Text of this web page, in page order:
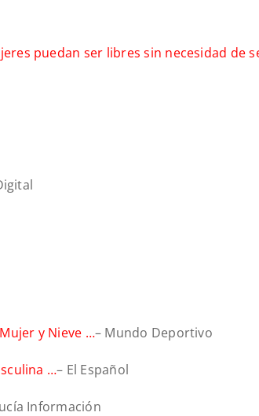
puedan ser libres sin necesidad de
y Nieve …– Mundo Deportivo
…– El Español
Información